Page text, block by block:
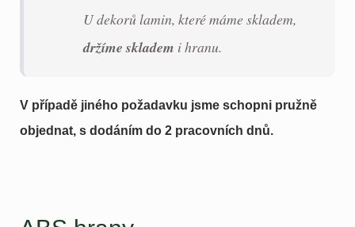
U dekorů lamin, které máme skladem,
držíme skladem i hranu.
V případě jiného požadavku jsme schopni pružně
objednat, s dodáním do 2 pracovních dnů.